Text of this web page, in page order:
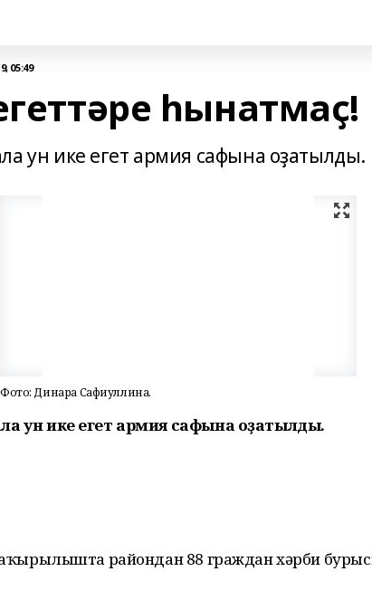
05:49
һынатмаҫ!
ун ике егет армия сафына оҙатылды.
Фото: Динара Сафиуллина.
ун ике егет армия сафына оҙатылды.
райондан 88 граждан хәрби